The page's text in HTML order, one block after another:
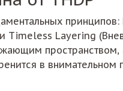
Timeless Layering
в